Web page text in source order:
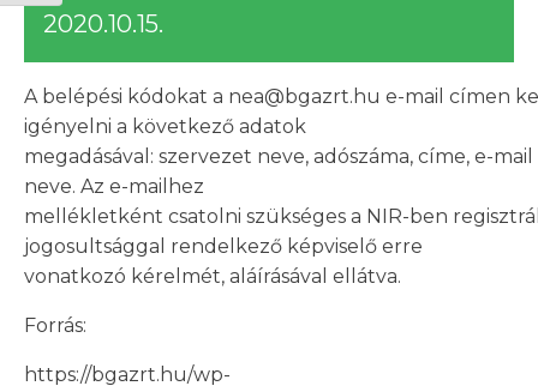
2020.10.15.
A belépési kódokat a nea@bgazrt.hu e-mail címen
igényelni a következő adatok
megadásával: szervezet neve, adószáma, címe, e-
neve. Az e-mailhez
mellékletként csatolni szükséges a NIR-ben
jogosultsággal rendelkező képviselő erre
vonatkozó kérelmét, aláírásával ellátva.
Forrás:
https://bgazrt.hu/wp-